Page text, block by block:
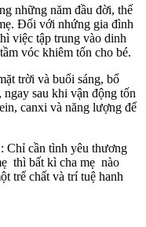
những năm đầu đời, thế
Đối với nhứng gia đình
việc tập trung vào dinh
vóc khiêm tốn cho bé.
trời và buổi sáng, bổ
sau khi vận động tốn
canxi và năng lượng để
Chỉ cần tình yêu thương
thì bất kì cha mẹ nào
trể chất và trí tuệ hanh